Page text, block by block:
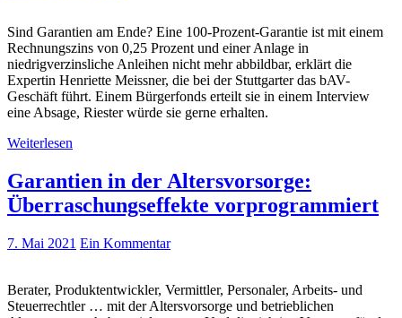
Sind Garantien am Ende? Eine 100-Prozent-Garantie ist mit einem
Rechnungszins von 0,25 Prozent und einer Anlage in
niedrigverzinsliche Anleihen nicht mehr abbildbar, erklärt die
Expertin Henriette Meissner, die bei der Stuttgarter das bAV-
Geschäft führt. Einem Bürgerfonds erteilt sie in einem Interview
eine Absage, Riester würde sie gerne erhalten.
Weiterlesen
Garantien in der Altersvorsorge:
Überraschungseffekte vorprogrammiert
7. Mai 2021 Ein Kommentar
Berater, Produktentwickler, Vermittler, Personaler, Arbeits- und
Steuerrechtler … mit der Altersvorsorge und betrieblichen